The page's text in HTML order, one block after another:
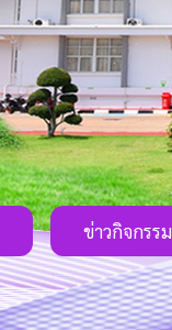
ข่าวกิจกรรม